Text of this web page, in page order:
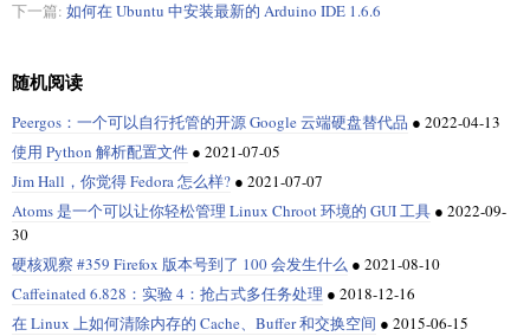
下一篇: 如何在 Ubuntu 中安装最新的 Arduino IDE 1.6.6
随机阅读
Peergos：一个可以自行托管的开源 Google 云端硬盘替代品 ● 2022-04-13
使用 Python 解析配置文件 ● 2021-07-05
Jim Hall，你觉得 Fedora 怎么样? ● 2021-07-07
Atoms 是一个可以让你轻松管理 Linux Chroot 环境的 GUI 工具 ● 2022-09-
30
硬核观察 #359 Firefox 版本号到了 100 会发生什么 ● 2021-08-10
Caffeinated 6.828：实验 4：抢占式多任务处理 ● 2018-12-16
在 Linux 上如何清除内存的 Cache、Buffer 和交换空间 ● 2015-06-15